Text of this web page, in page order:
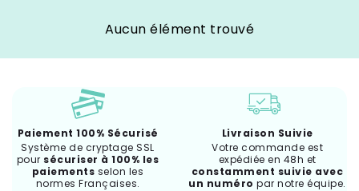
Aucun élément trouvé
Paiement 100% Sécurisé
Système de cryptage SSL
pour sécuriser à 100% les
paiements selon les
normes Françaises.
Livraison Suivie
Votre commande est
expédiée en 48h et
constamment suivie avec
un numéro par notre équipe.